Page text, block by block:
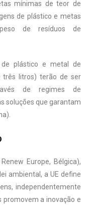
mínimas de teor de
de plástico e metas
de resíduos de
plástico e metal de
três litros) terão de ser
de regimes de
soluções que garantam
Europe, Bélgica),
ambiental, a UE define
independentemente
promovem a inovação e